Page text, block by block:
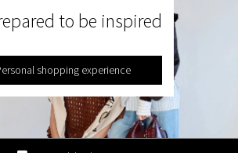
to be inspired
shopping experience